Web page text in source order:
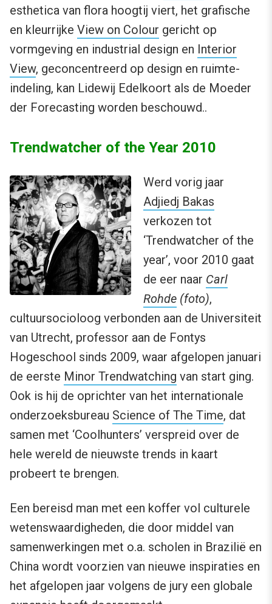
esthetica van flora hoogtij viert, het grafische
en kleurrijke View on Colour gericht op
vormgeving en industrial design en Interior
View, geconcentreerd op design en ruimte-
indeling, kan Lidewij Edelkoort als de Moeder
der Forecasting worden beschouwd..
Trendwatcher of the Year 2010
Werd vorig jaar
Adjiedj Bakas
verkozen tot
‘Trendwatcher of the
year’, voor 2010 gaat
de eer naar Carl
Rohde (foto),
cultuursocioloog verbonden aan de Universiteit
van Utrecht, professor aan de Fontys
Hogeschool sinds 2009, waar afgelopen januari
de eerste Minor Trendwatching van start ging.
Ook is hij de oprichter van het internationale
onderzoeksbureau Science of The Time, dat
samen met ‘Coolhunters’ verspreid over de
hele wereld de nieuwste trends in kaart
probeert te brengen.
Een bereisd man met een koffer vol culturele
wetenswaardigheden, die door middel van
samenwerkingen met o.a. scholen in Brazilië en
China wordt voorzien van nieuwe inspiraties en
het afgelopen jaar volgens de jury een globale